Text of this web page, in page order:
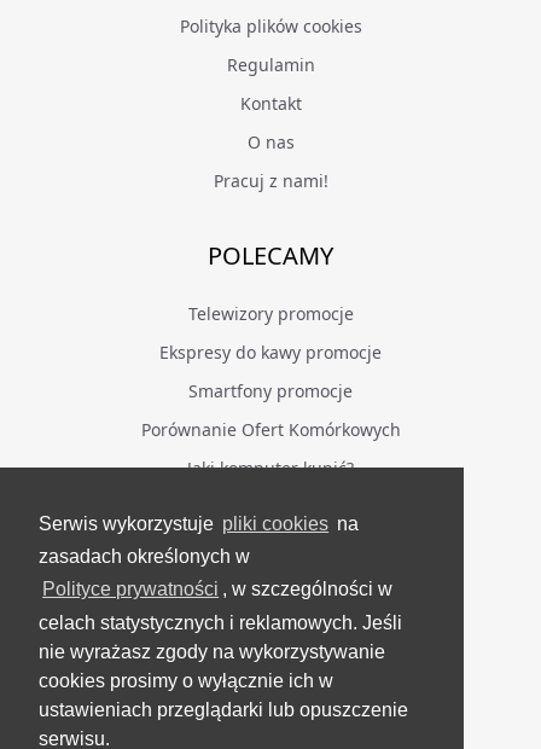
Serwis wykorzystuje pliki cookies na
zasadach określonych w
Polityce prywatności , w szczególności w
celach statystycznych i reklamowych. Jeśli
nie wyrażasz zgody na wykorzystywanie
cookies prosimy o wyłącznie ich w
ustawieniach przeglądarki lub opuszczenie
serwisu.
Polityka plików cookies
Regulamin
Kontakt
O nas
Pracuj z nami!
POLECAMY
Telewizory promocje
Ekspresy do kawy promocje
Smartfony promocje
Porównanie Ofert Komórkowych
Jaki komputer kupić?
BĄDŹ NA BIEŻĄCO
Facebook
Grupa Testerzy Videotestów
YouTube
Twitter